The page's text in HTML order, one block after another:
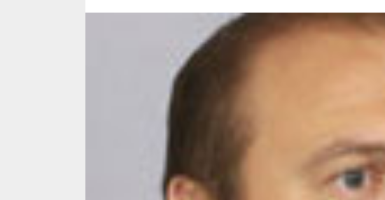
Clujului cand te afli intr-un
weekend prelungit in
“Orasul Comoara”?